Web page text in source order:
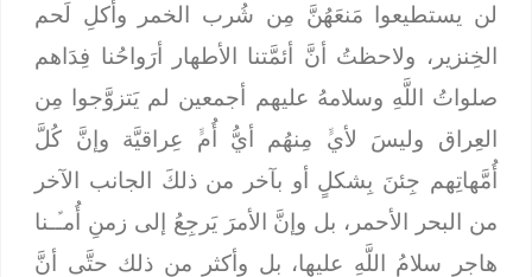
لن يستطيعوا مَنعَهُنَّ مِن شُرب الخمر وأكلِ لَحم
الخِنزير، ولاحظتُ أنَّ أئمَّتنا الأطهار أرَواحُنا فِدَاهم
صلواتُ اللَّهِ وسلامهُ عليهم أجمعين لم يَتزوَّجوا مِن
العِراق وليسَ لأيﱟ مِنهُم أيُّ أُمﱟ عِراقيَّة وإنَّ كُلَّ
أُمَّهاتِهم جِئنَ بِشكلٍ أو بآخر من ذلكَ الجانب الآخر
من البحر الأحمر، بل وإنَّ الأمرَ يَرجِعُ إلى زمنِ أُمـﱢـنا
هاجر سلامُ اللَّهِ عليها، بل وأكثر من ذلك حتَّى أنَّ